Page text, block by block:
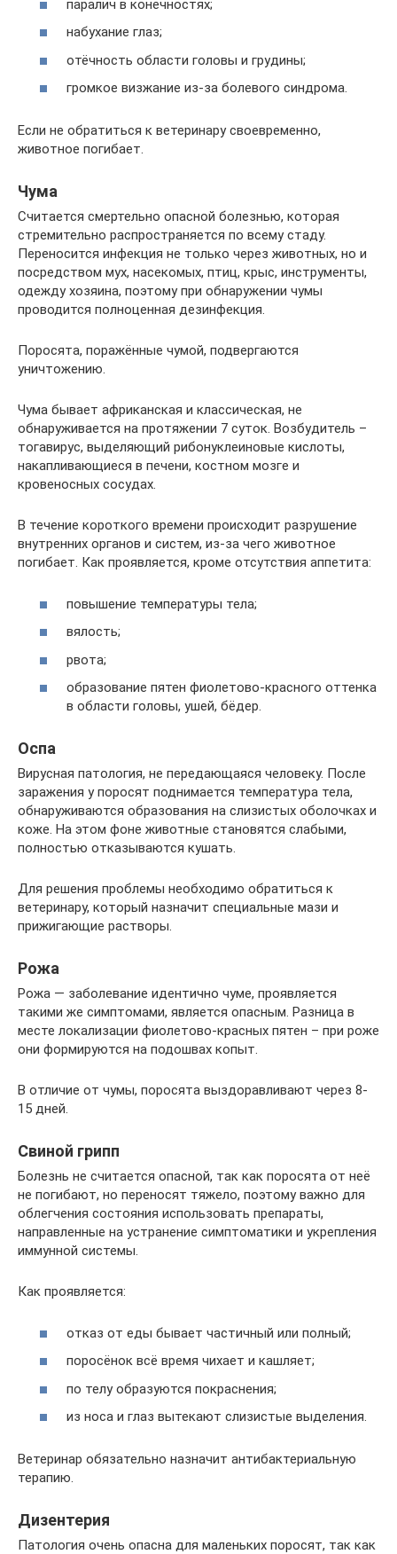
паралич в конечностях;
набухание глаз;
отёчность области головы и грудины;
громкое визжание из-за болевого синдрома.
Если не обратиться к ветеринару своевременно,
животное погибает.
Чума
Считается смертельно опасной болезнью, которая
стремительно распространяется по всему стаду.
Переносится инфекция не только через животных, но и
посредством мух, насекомых, птиц, крыс, инструменты,
одежду хозяина, поэтому при обнаружении чумы
проводится полноценная дезинфекция.
Поросята, поражённые чумой, подвергаются
уничтожению.
Чума бывает африканская и классическая, не
обнаруживается на протяжении 7 суток. Возбудитель –
тогавирус, выделяющий рибонуклеиновые кислоты,
накапливающиеся в печени, костном мозге и
кровеносных сосудах.
В течение короткого времени происходит разрушение
внутренних органов и систем, из-за чего животное
погибает. Как проявляется, кроме отсутствия аппетита:
повышение температуры тела;
вялость;
рвота;
образование пятен фиолетово-красного оттенка
в области головы, ушей, бёдер.
Оспа
Вирусная патология, не передающаяся человеку. После
заражения у поросят поднимается температура тела,
обнаруживаются образования на слизистых оболочках и
коже. На этом фоне животные становятся слабыми,
полностью отказываются кушать.
Для решения проблемы необходимо обратиться к
ветеринару, который назначит специальные мази и
прижигающие растворы.
Рожа
Рожа — заболевание идентично чуме, проявляется
такими же симптомами, является опасным. Разница в
месте локализации фиолетово-красных пятен – при роже
они формируются на подошвах копыт.
В отличие от чумы, поросята выздоравливают через 8-
15 дней.
Свиной грипп
Болезнь не считается опасной, так как поросята от неё
не погибают, но переносят тяжело, поэтому важно для
облегчения состояния использовать препараты,
направленные на устранение симптоматики и укрепления
иммунной системы.
Как проявляется:
отказ от еды бывает частичный или полный;
поросёнок всё время чихает и кашляет;
по телу образуются покраснения;
из носа и глаз вытекают слизистые выделения.
Ветеринар обязательно назначит антибактериальную
терапию.
Дизентерия
Патология очень опасна для маленьких поросят, так как